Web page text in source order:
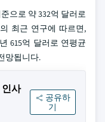
으로 약 332억 달러로
최근 연구에 따르면,
615억 달러로 연평균
망됩니다.
인사
공유하
기